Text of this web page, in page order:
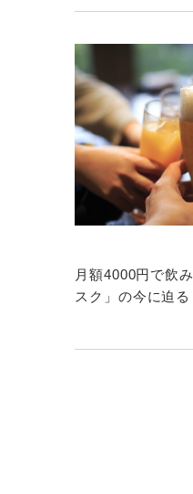
月額4000円で飲
スク」の今に迫る